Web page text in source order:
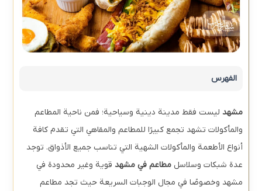
الفهرس
مشهد ليست فقط مدينة دينية وسياحية؛ فمن ناحية المطاعم
والمأكولات تشهد تجمع كبيرًا للمطاعم والمقاهي التي تقدم كافة
أنواع الأطعمة والمأكولات الشهية التي تناسب جميع الأذواق. توجد
عدة شبكات وسلاسلمطاعم في مشهد قوية وغير محدودة في
مشهد وخصوصًا في مجال الوجبات السريعة حيث تجد مطاعم